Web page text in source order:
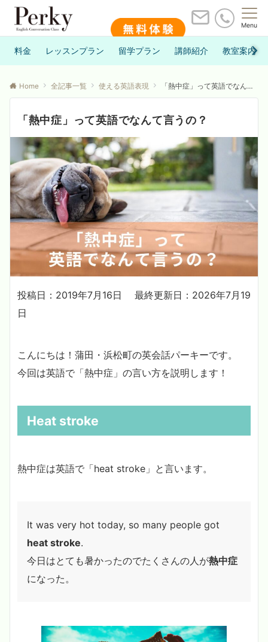
Menu
料金 レッスンプラン 留学プラン 講師紹介 教室案内
Home 全記事一覧 使える英語表現 「熱中症」って英語でなんて言うの？
「熱中症」って英語でなんて言うの？
投稿日：2019年7月16日
最終更新日：2026年7月19
日
こんにちは！蒲田・浜松町の英会話パーキーです。
今回は英語で「熱中症」の言い方を説明します！
Heat stroke
熱中症は英語で「heat stroke」と言います。
It was very hot today, so many people got
heat stroke.
今日はとても暑かったのでたくさんの人が熱中症
になった。